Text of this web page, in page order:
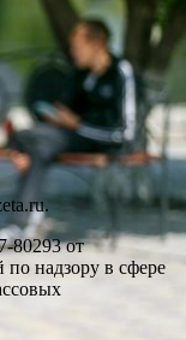
80293 от
надзору в сфере